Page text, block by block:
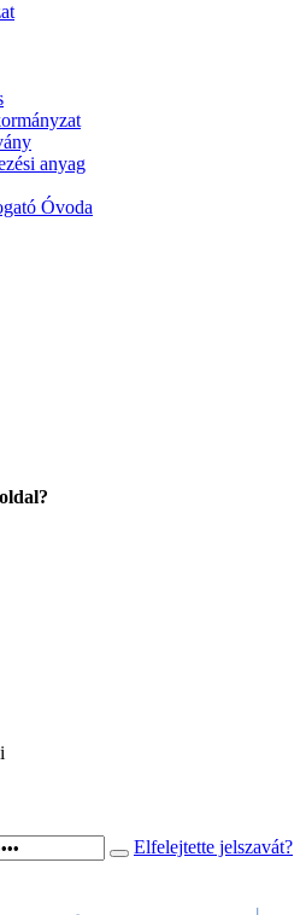
anyag
Óvoda
Elfelejtette jelszavát?